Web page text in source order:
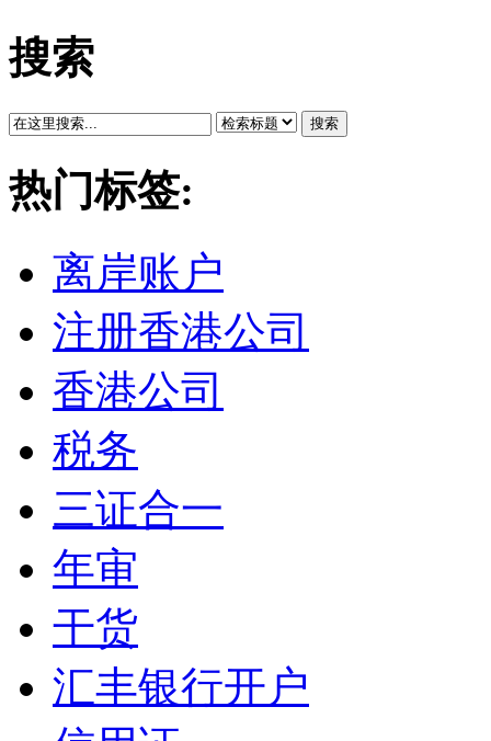
搜索
搜索
热门标签:
离岸账户
注册香港公司
香港公司
税务
三证合一
年审
干货
汇丰银行开户